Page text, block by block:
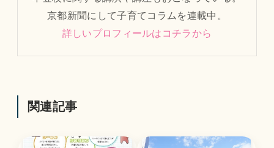
京都新聞にして子育てコラムを連載中。
詳しいプロフィールはコチラから
関連記事